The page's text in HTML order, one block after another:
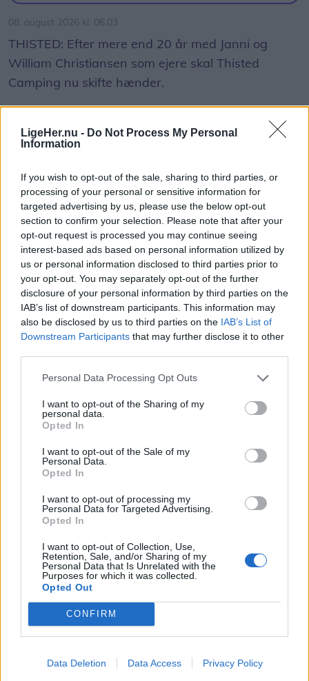
LigeHer.nu - Do Not Process My Personal
Information
If you wish to opt-out of the sale, sharing to third parties, or
processing of your personal or sensitive information for
targeted advertising by us, please use the below opt-out
section to confirm your selection. Please note that after your
opt-out request is processed you may continue seeing
interest-based ads based on personal information utilized by
us or personal information disclosed to third parties prior to
your opt-out. You may separately opt-out of the further
disclosure of your personal information by third parties on the
IAB’s list of downstream participants. This information may
also be disclosed by us to third parties on the IAB’s List of
Downstream Participants that may further disclose it to other
Personal Data Processing Opt Outs
I want to opt-out of the Sharing of my
personal data.
Opted In
I want to opt-out of the Sale of my
Personal Data.
Opted In
I want to opt-out of processing my
Personal Data for Targeted Advertising.
Opted In
I want to opt-out of Collection, Use,
Retention, Sale, and/or Sharing of my
Personal Data that Is Unrelated with the
Purposes for which it was collected.
Opted Out
CONFIRM
Data Deletion Data Access Privacy Policy
08. august 2026 kl. 06.03
THISTED: Efter mere end 20 år med Janni og
William Christiansen som ejere skal Thisted
Camping nu skifte hænder.
Thusgaard Poulsen campingpladsen, som bliver
Janni og William Christiansen overtog Thisted
Camping den 1. maj 2006 og drev selv pladsen
frem til midten af 2013. Siden har den i en
årrække været forpagtet ud, mens den de seneste
to sæsoner er blevet drevet af deres
medarbejdere.
Nu har parret besluttet at sælge.
- Da vi er kommet for langt væk til at kunne drive
Thisted Camping, præcis som vi ønsker, har vi
valgt at sælge pladsen, skriver Janni og William
Christiansen i et opslag på Facebook.
De glæder sig over, at det netop bliver Gitte og
Henrik Thusgaard Poulsen, der skal føre
campingpladsen videre sammen med deres
familie.
- Vi er sikre på, at de vil passe godt på det skønne
sted, skriver de tidligere ejere.
Bliver familiens fjerde campingplads
Gitte og Henrik Thusgaard Poulsen driver i
Camping og Himmerland Camping under navnet
Vis mere
Del artikel
Aktuelt
Nordjyder kan se årtiets største
solformørkelse
Emilie Nesheim Shaw
Følg os på Discover
08. august 2026 kl. 14.00